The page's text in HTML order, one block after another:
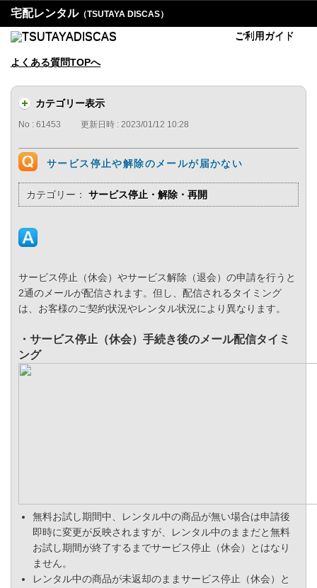
宅配レンタル（TSUTAYA DISCAS）
ご利用ガイド
よくある質問TOPへ
カテゴリー表示
No : 61453 更新日時 : 2023/01/12 10:28
サービス停止や解除のメールが届かない
カテゴリー： サービス停止・解除・再開
サービス停止（休会）やサービス解除（退会）の申請を行うと
2通のメールが配信されます。但し、配信されるタイミング
は、お客様のご契約状況やレンタル状況により異なります。
・サービス停止（休会）手続き後のメール配信タイミ
ング
無料お試し期間中、レンタル中の商品が無い場合は申請後
即時に変更が反映されますが、レンタル中のままだと無料
お試し期間が終了するまでサービス停止（休会）とはなり
ません。
レンタル中の商品が未返却のままサービス停止（休会）と